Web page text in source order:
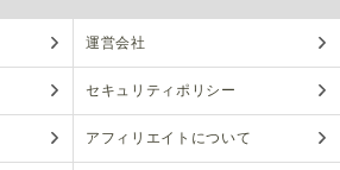
運営会社
セキュリティポリシー
アフィリエイトについて